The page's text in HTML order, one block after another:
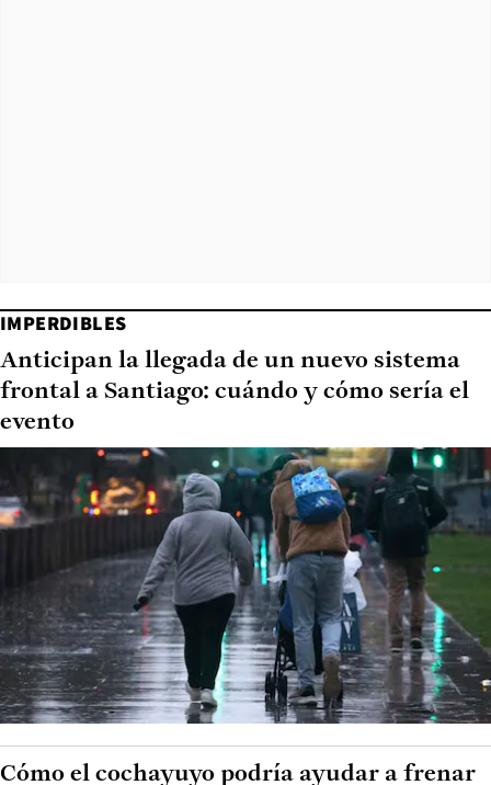
IMPERDIBLES
Anticipan la llegada de un nuevo sistema
frontal a Santiago: cuándo y cómo sería el
evento
Cómo el cochayuyo podría ayudar a frenar